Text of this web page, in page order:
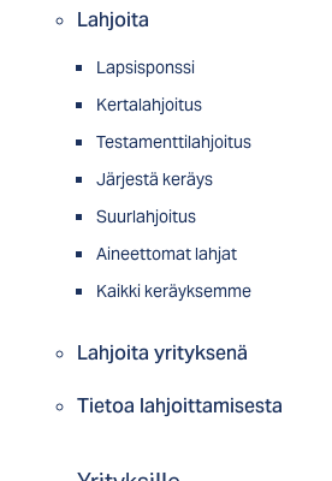
Lahjoita
Lapsisponssi
Kertalahjoitus
Testamenttilahjoitus
Järjestä keräys
Suurlahjoitus
Aineettomat lahjat
Kaikki keräyksemme
Lahjoita yrityksenä
Tietoa lahjoittamisesta